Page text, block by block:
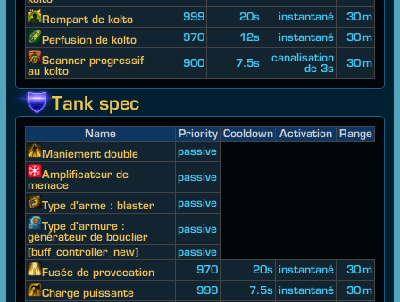
Rempart de kolto 999 20s instantané
30 m
Perfusion de kolto
970 12s instantané
30 m
Scanner progressif
au kolto
900 7.5s
canalisation
de 3s
30 m
Tank spec
Name Priority Cooldown Activation Range
Maniement double
passive
Amplificateur de
menace
passive
Type d'arme : blaster
passive
Type d'armure :
générateur de bouclier
passive
[buff_controller_new]
passive
Fusée de provocation
970 20s instantané
30 m
Charge puissante
999 7.5s instantané
30 m